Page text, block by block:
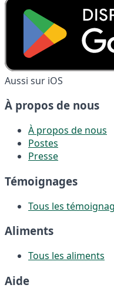
Aussi sur iOS
À propos de nous
À propos de nous
Postes
Presse
Témoignages
Tous les
Aliments
Tous les aliments
Aide